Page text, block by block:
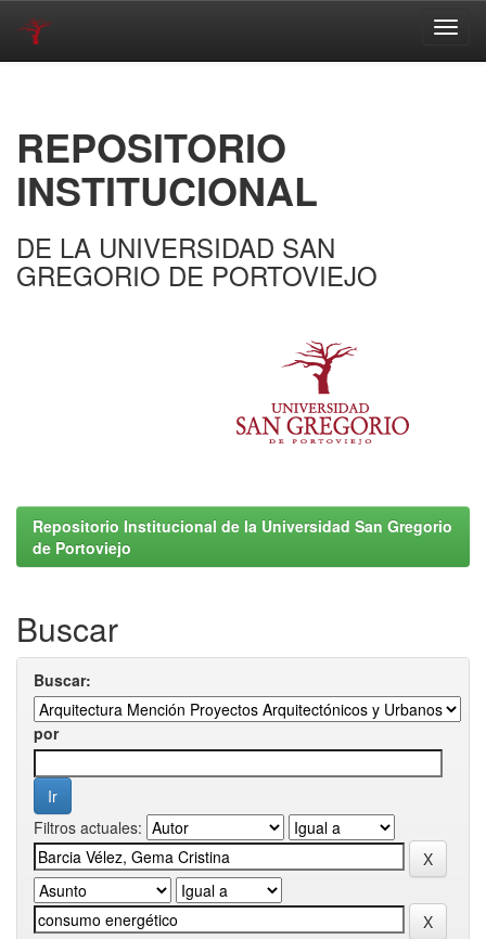
REPOSITORIO
INSTITUCIONAL
DE LA UNIVERSIDAD SAN
GREGORIO DE PORTOVIEJO
Repositorio Institucional de la Universidad San Gregorio
de Portoviejo
Buscar
Buscar:
por
Filtros actuales: